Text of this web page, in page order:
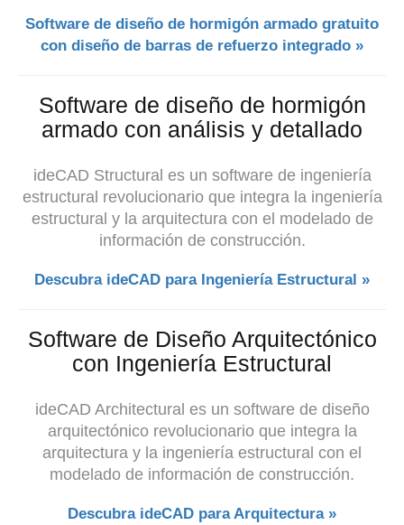
Software de diseño de hormigón armado gratuito
con diseño de barras de refuerzo integrado »
Software de diseño de hormigón
armado con análisis y detallado
ideCAD Structural es un software de ingeniería
estructural revolucionario que integra la ingeniería
estructural y la arquitectura con el modelado de
información de construcción.
Descubra ideCAD para Ingeniería Estructural »
Software de Diseño Arquitectónico
con Ingeniería Estructural
ideCAD Architectural es un software de diseño
arquitectónico revolucionario que integra la
arquitectura y la ingeniería estructural con el
modelado de información de construcción.
Descubra ideCAD para Arquitectura »